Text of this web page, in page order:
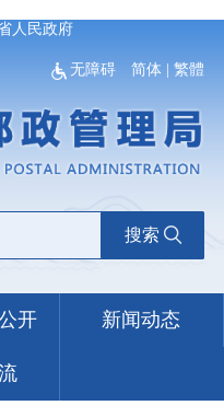
人民政府
无障碍 简体 |繁體
搜索
开 新闻动态